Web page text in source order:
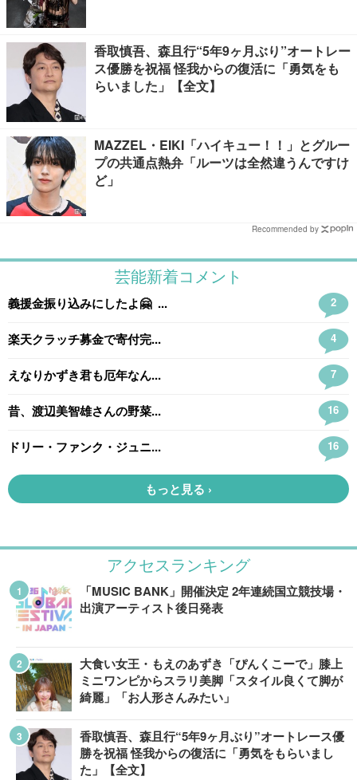
香取慎吾、森且行“5年9ヶ月ぶり”オートレー
ス優勝を祝福 怪我からの復活に「勇気をも
らいました」【全文】
MAZZEL・EIKI「ハイキュー！！」とグルー
プの共通点熱弁「ルーツは全然違うんですけ
ど」
Recommended by
アクセスランキング
「MUSIC BANK」開催決定 2年連続国立競技場・
出演アーティスト後日発表
大食い女王・もえのあずき「ぴんくこーで」膝上
ミニワンピからスラリ美脚「スタイル良くて脚が
綺麗」「お人形さんみたい」
香取慎吾、森且行“5年9ヶ月ぶり”オートレース優
勝を祝福 怪我からの復活に「勇気をもらいまし
た」【全文】